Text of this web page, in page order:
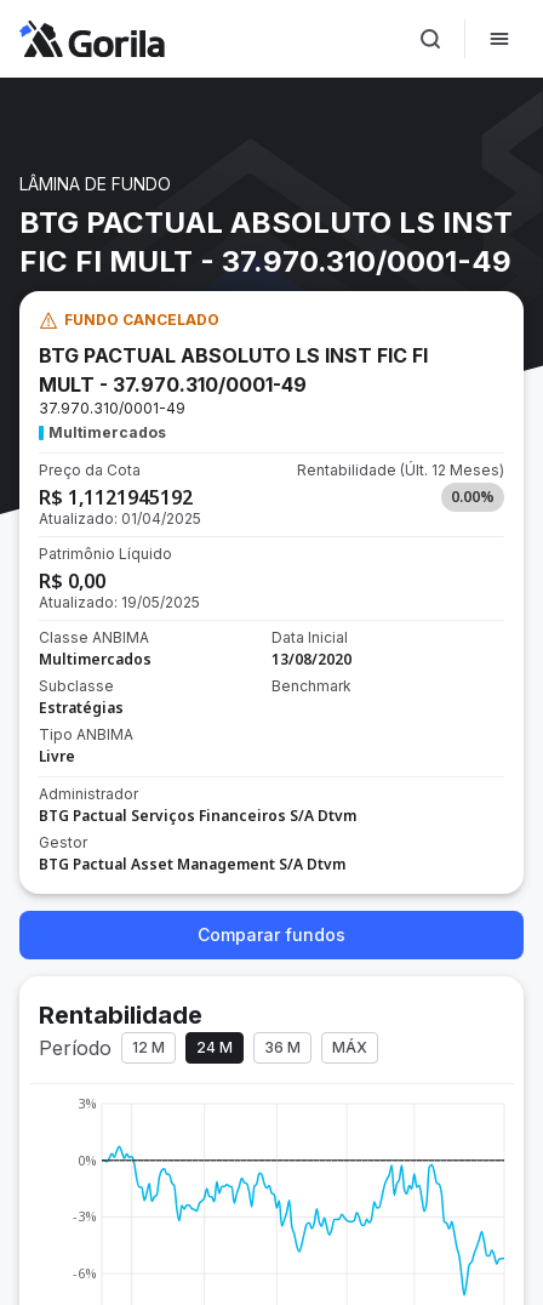
LÂMINA DE FUNDO
BTG PACTUAL ABSOLUTO LS INST
FIC FI MULT - 37.970.310/0001-49
FUNDO CANCELADO
BTG PACTUAL ABSOLUTO LS INST FIC FI
MULT - 37.970.310/0001-49
37.970.310/0001-49
Multimercados
Preço da Cota
R$ 1,1121945192
Atualizado: 01/04/2025
Rentabilidade (Últ. 12 Meses)
0.00%
Patrimônio Líquido
R$ 0,00
Atualizado: 19/05/2025
Classe ANBIMA
Multimercados
Subclasse
Estratégias
Tipo ANBIMA
Livre
Data Inicial
13/08/2020
Benchmark
Administrador
BTG Pactual Serviços Financeiros S/A Dtvm
Gestor
BTG Pactual Asset Management S/A Dtvm
Comparar fundos
Rentabilidade
Período 12 M 24 M 36 M MÁX
-6%
-3%
0%
3%